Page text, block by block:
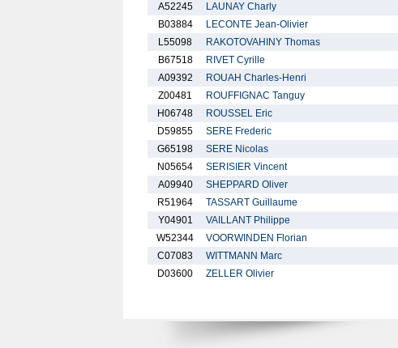
A52245
LAUNAY Charly
B03884
LECONTE Jean-Olivier
L55098
RAKOTOVAHINY Thomas
B67518
RIVET Cyrille
A09392
ROUAH Charles-Henri
Z00481
ROUFFIGNAC Tanguy
H06748
ROUSSEL Eric
D59855
SERE Frederic
G65198
SERE Nicolas
N05654
SERISIER Vincent
A09940
SHEPPARD Oliver
R51964
TASSART Guillaume
Y04901
VAILLANT Philippe
W52344
VOORWINDEN Florian
C07083
WITTMANN Marc
D03600
ZELLER Olivier